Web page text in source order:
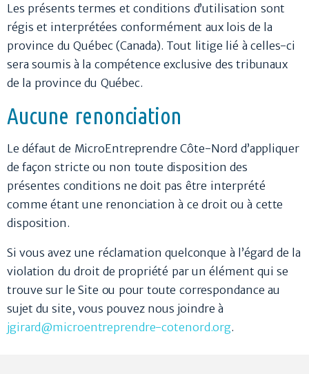
Les présents termes et conditions d’utilisation sont
régis et interprétées conformément aux lois de la
province du Québec (Canada). Tout litige lié à celles-ci
sera soumis à la compétence exclusive des tribunaux
de la province du Québec.
Aucune renonciation
Le défaut de MicroEntreprendre Côte-Nord d’appliquer
de façon stricte ou non toute disposition des
présentes conditions ne doit pas être interprété
comme étant une renonciation à ce droit ou à cette
disposition.
Si vous avez une réclamation quelconque à l’égard de la
violation du droit de propriété par un élément qui se
trouve sur le Site ou pour toute correspondance au
sujet du site, vous pouvez nous joindre à
jgirard@microentreprendre-cotenord.org.